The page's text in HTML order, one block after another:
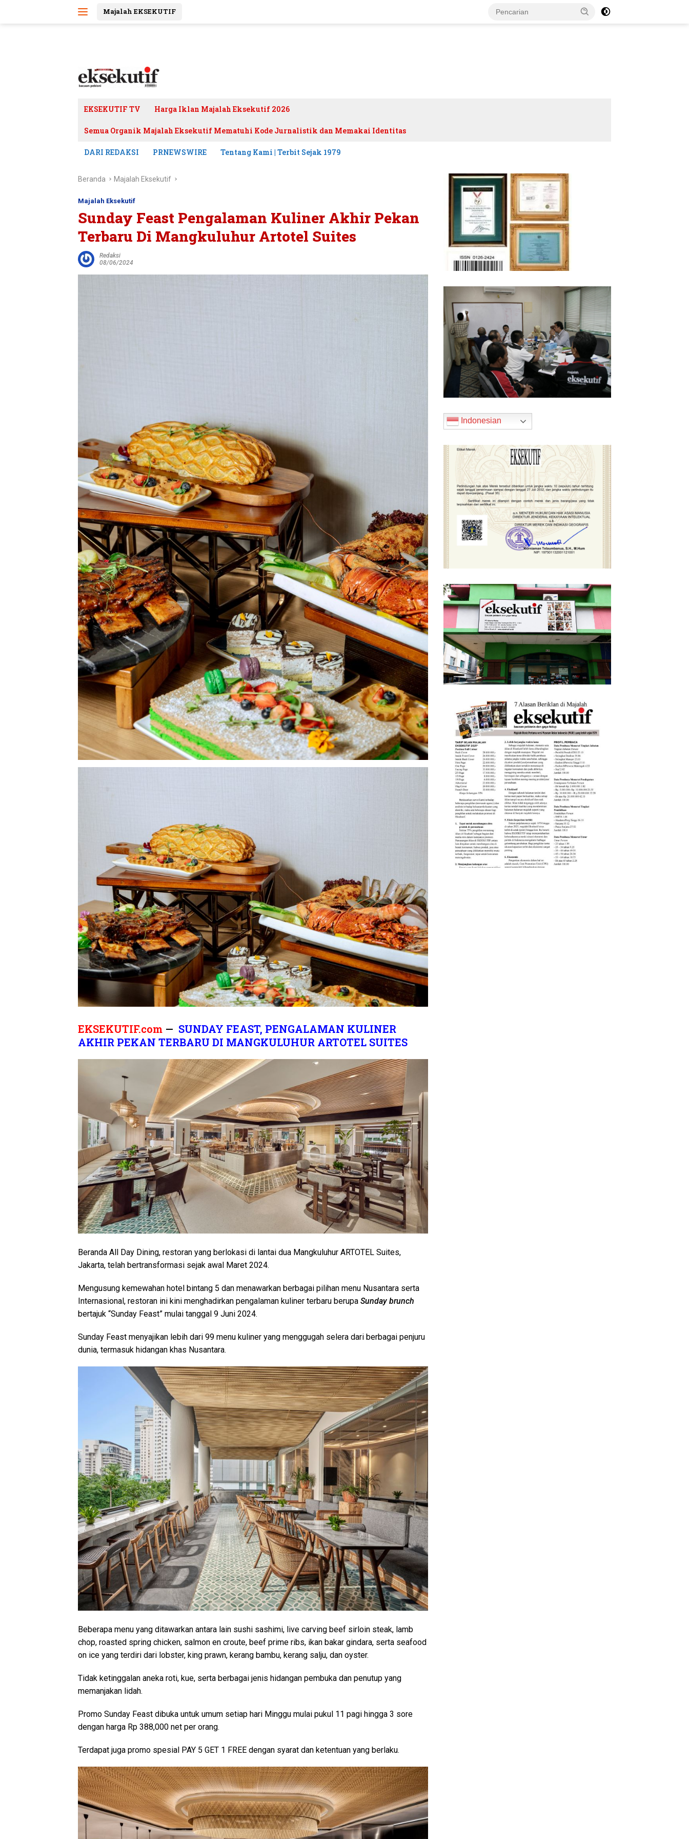
Majalah EKSEKUTIF
EKSEKUTIF TV Harga Iklan Majalah Eksekutif 2026
Semua Organik Majalah Eksekutif Mematuhi Kode Jurnalistik dan Memakai Identitas
DARI REDAKSI PRNEWSWIRE Tentang Kami | Terbit Sejak 1979
Beranda Majalah Eksekutif
Majalah Eksekutif
Sunday Feast Pengalaman Kuliner Akhir Pekan
Terbaru Di Mangkuluhur Artotel Suites
Redaksi
08/06/2024
EKSEKUTIF.com — SUNDAY FEAST, PENGALAMAN KULINER
AKHIR PEKAN TERBARU DI MANGKULUHUR ARTOTEL SUITES
Beranda All Day Dining, restoran yang berlokasi di lantai dua Mangkuluhur ARTOTEL Suites,
Jakarta, telah bertransformasi sejak awal Maret 2024.
Mengusung kemewahan hotel bintang 5 dan menawarkan berbagai pilihan menu Nusantara serta
Internasional, restoran ini kini menghadirkan pengalaman kuliner terbaru berupa Sunday brunch
bertajuk “Sunday Feast” mulai tanggal 9 Juni 2024.
Sunday Feast menyajikan lebih dari 99 menu kuliner yang menggugah selera dari berbagai penjuru
dunia, termasuk hidangan khas Nusantara.
Beberapa menu yang ditawarkan antara lain sushi sashimi, live carving beef sirloin steak, lamb
chop, roasted spring chicken, salmon en croute, beef prime ribs, ikan bakar gindara, serta seafood
on ice yang terdiri dari lobster, king prawn, kerang bambu, kerang salju, dan oyster.
Tidak ketinggalan aneka roti, kue, serta berbagai jenis hidangan pembuka dan penutup yang
memanjakan lidah.
Promo Sunday Feast dibuka untuk umum setiap hari Minggu mulai pukul 11 pagi hingga 3 sore
dengan harga Rp 388,000 net per orang.
Terdapat juga promo spesial PAY 5 GET 1 FREE dengan syarat dan ketentuan yang berlaku.
Indonesian